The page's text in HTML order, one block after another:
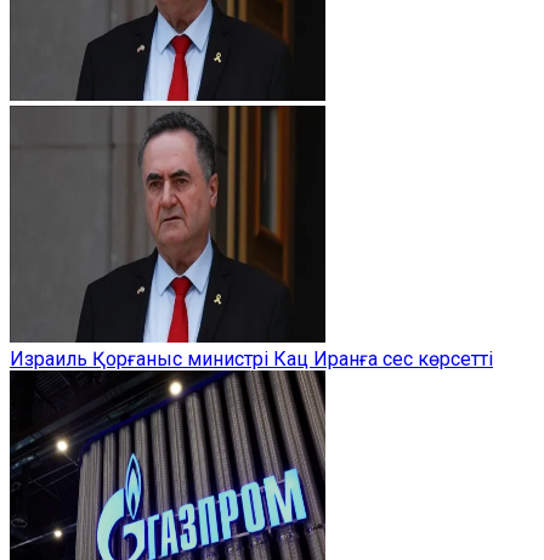
Израиль Қорғаныс министрі Кац Иранға сес көрсетті